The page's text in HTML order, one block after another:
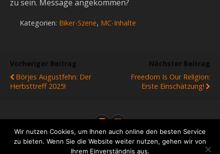
zu sein. Message angekommen?
Kategorien: Biker-Szene, MC-Inhalte
Vorheriger Beitrag
Börjes Augustfehn: Der
Herbsttreff 2025!
Nächster Beitrag
Freedom Is Our Religion:
Erste Einschätzung!
Wir nutzen Cookies, um Ihnen auch online den besten Service
zu bieten. Wenn Sie die Website weiter nutzen, gehen wir von
Ihrem Einverständnis aus.